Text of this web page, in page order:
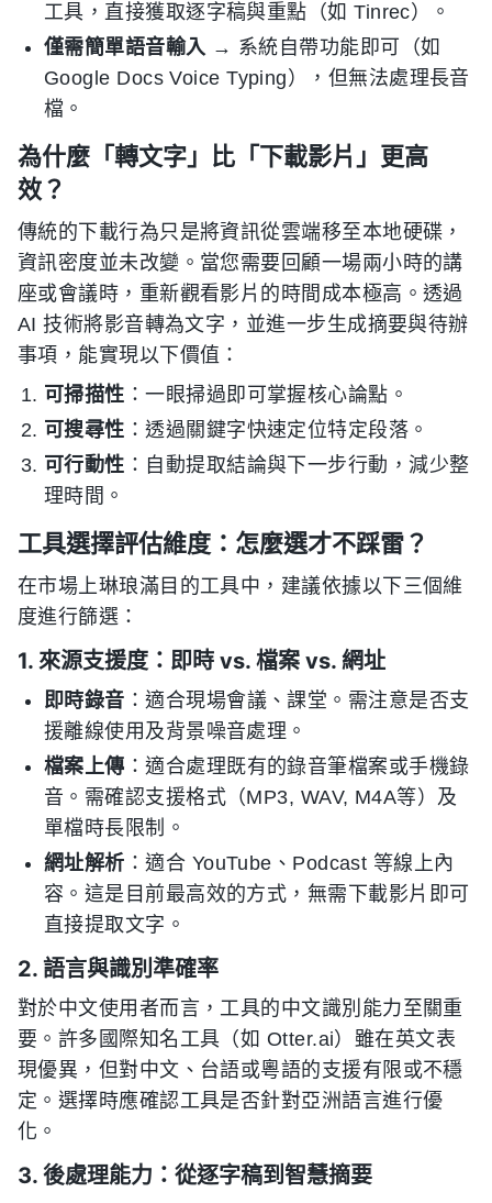
工具，直接獲取逐字稿與重點（如 Tinrec）。
僅需簡單語音輸入 → 系統自帶功能即可（如
Google Docs Voice Typing），但無法處理長音
檔。
為什麼「轉文字」比「下載影片」更高
效？
傳統的下載行為只是將資訊從雲端移至本地硬碟，
資訊密度並未改變。當您需要回顧一場兩小時的講
座或會議時，重新觀看影片的時間成本極高。透過
AI 技術將影音轉為文字，並進一步生成摘要與待辦
事項，能實現以下價值：
可掃描性 ：一眼掃過即可掌握核心論點。
可搜尋性 ：透過關鍵字快速定位特定段落。
可行動性 ：自動提取結論與下一步行動，減少整
理時間。
工具選擇評估維度：怎麼選才不踩雷？
在市場上琳琅滿目的工具中，建議依據以下三個維
度進行篩選：
1. 來源支援度：即時 vs. 檔案 vs. 網址
即時錄音 ：適合現場會議、課堂。需注意是否支
援離線使用及背景噪音處理。
檔案上傳 ：適合處理既有的錄音筆檔案或手機錄
音。需確認支援格式（MP3, WAV, M4A等）及
單檔時長限制。
網址解析 ：適合 YouTube、Podcast 等線上內
容。這是目前最高效的方式，無需下載影片即可
直接提取文字。
2. 語言與識別準確率
對於中文使用者而言，工具的中文識別能力至關重
要。許多國際知名工具（如 Otter.ai）雖在英文表
現優異，但對中文、台語或粵語的支援有限或不穩
定。選擇時應確認工具是否針對亞洲語言進行優
化。
3. 後處理能力：從逐字稿到智慧摘要